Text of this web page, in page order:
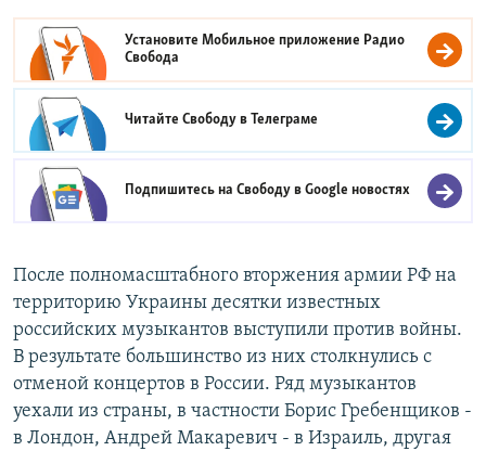
Установите Мобильное приложение Радио
Свобода
Читайте Свободу вТелеграме
Подпишитесь на Свободу вGoogle новостях
После полномасштабного вторжения армии РФ на
территорию Украины десятки известных
российских музыкантов выступили против войны.
В результате большинство из них столкнулись с
отменой концертов в России. Ряд музыкантов
уехали из страны, в частности Борис Гребенщиков -
в Лондон, Андрей Макаревич - в Израиль, другая